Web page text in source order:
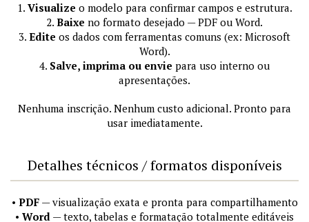
1. Visualize o modelo para confirmar campos e estrutura.
2. Baixe no formato desejado — PDF ou Word.
3. Edite os dados com ferramentas comuns (ex: Microsoft
Word).
4. Salve, imprima ou envie para uso interno ou
apresentações.
Nenhuma inscrição. Nenhum custo adicional. Pronto para
usar imediatamente.
Detalhes técnicos / formatos disponíveis
• PDF— visualização exata e pronta para compartilhamento
• Word — texto, tabelas e formatação totalmente editáveis